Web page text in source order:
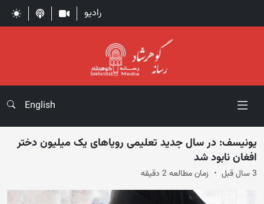
رادیو
English
یونیسف: در سال جدید تعلیمی رویاهای یک میلیون دختر
افغان نابود شد
3 سال قبل زمان مطالعه 2 دقیقه